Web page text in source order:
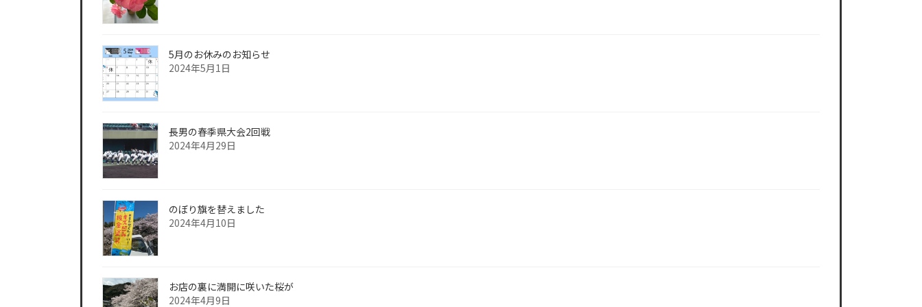
5月のお休みのお知らせ
2024年5月1日
長男の春季県大会2回戦
2024年4月29日
のぼり旗を替えました
2024年4月10日
お店の裏に満開に咲いた桜が
2024年4月9日